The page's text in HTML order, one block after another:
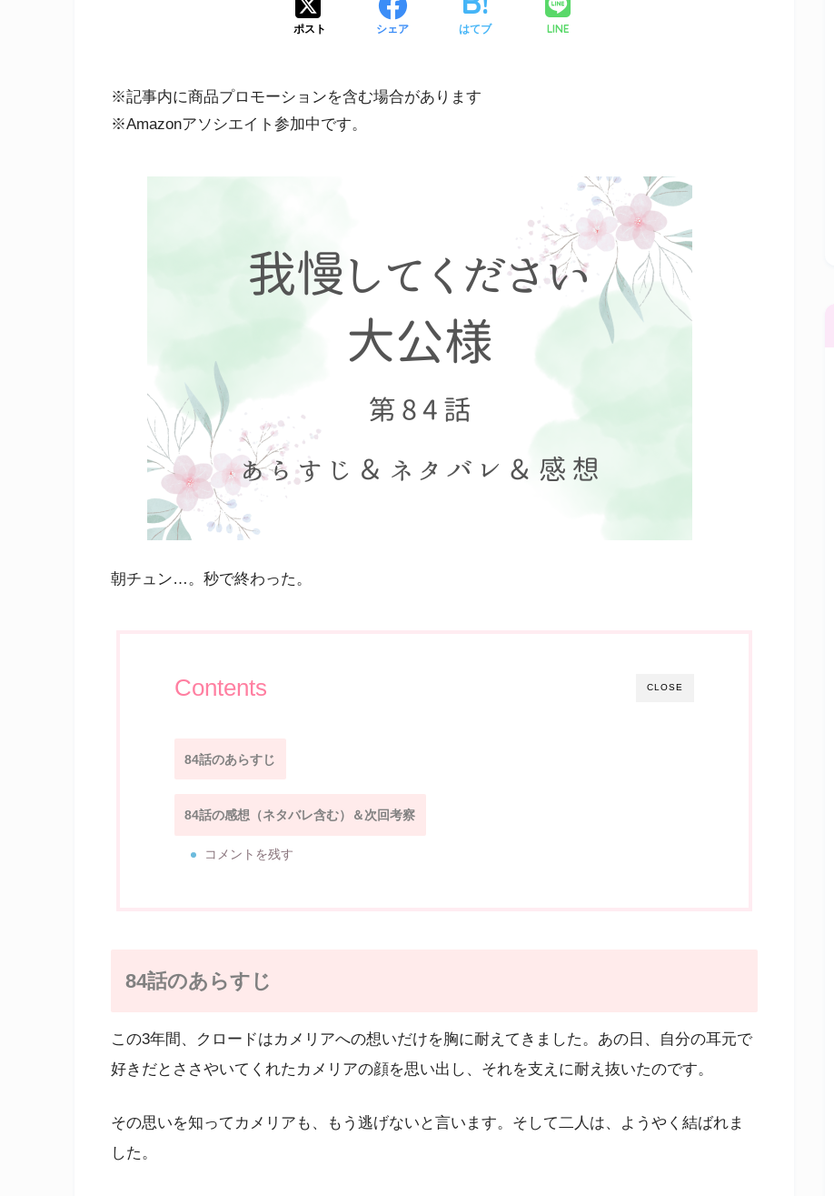
ポスト シェア はてブ LINE
※記事内に商品プロモーションを含む場合があります
※Amazonアソシエイト参加中です。
朝チュン…。秒で終わった。
CLOSE
Contents
84話のあらすじ
84話の感想（ネタバレ含む）＆次回考察
コメントを残す
84話のあらすじ
この3年間、クロードはカメリアへの想いだけを胸に耐えてきました。あの日、自分の耳元で
好きだとささやいてくれたカメリアの顔を思い出し、それを支えに耐え抜いたのです。
その思いを知ってカメリアも、もう逃げないと言います。そして二人は、ようやく結ばれま
した。